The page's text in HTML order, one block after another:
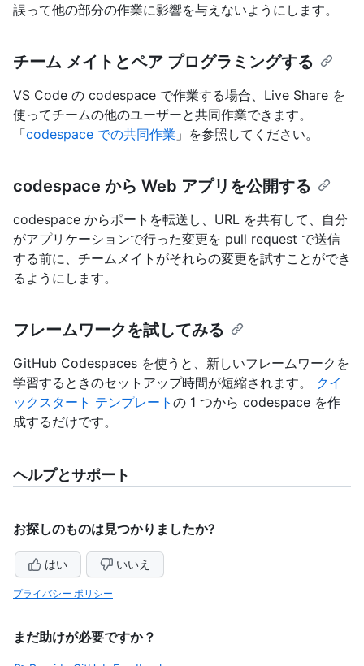
誤って他の部分の作業に影響を与えないようにします。
チーム メイトとペア プログラミングする
VS Code の codespace で作業する場合、Live Share を
使ってチームの他のユーザーと共同作業できます。
「codespace での共同作業 」を参照してください。
codespace から Web アプリを公開する
codespace からポートを転送し、URL を共有して、自分
がアプリケーションで行った変更を pull request で送信
する前に、チームメイトがそれらの変更を試すことができ
るようにします。
フレームワークを試してみる
GitHub Codespaces を使うと、新しいフレームワークを
学習するときのセットアップ時間が短縮されます。 クイ
ックスタート テンプレート の 1 つから codespace を作
成するだけです。
ヘルプとサポート
お探しのものは見つかりましたか?
はい いいえ
プライバシー ポリシー
まだ助けが必要ですか？